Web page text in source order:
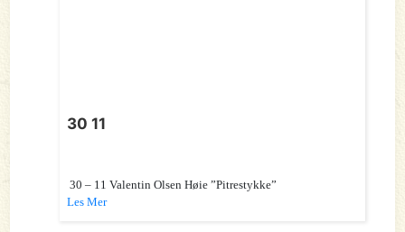
30 11
30 – 11 Valentin Olsen Høie ”Pitrestykke”
Les Mer